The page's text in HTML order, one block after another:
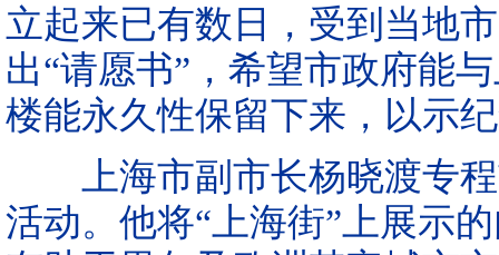
立起来已有数日，受到当地
出“请愿书”，希望市政府能
楼能永久性保留下来，以示
上海市副市长杨晓渡专程
活动。他将“上海街”上展示